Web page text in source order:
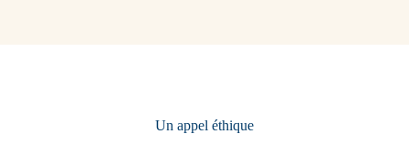
Un appel éthique